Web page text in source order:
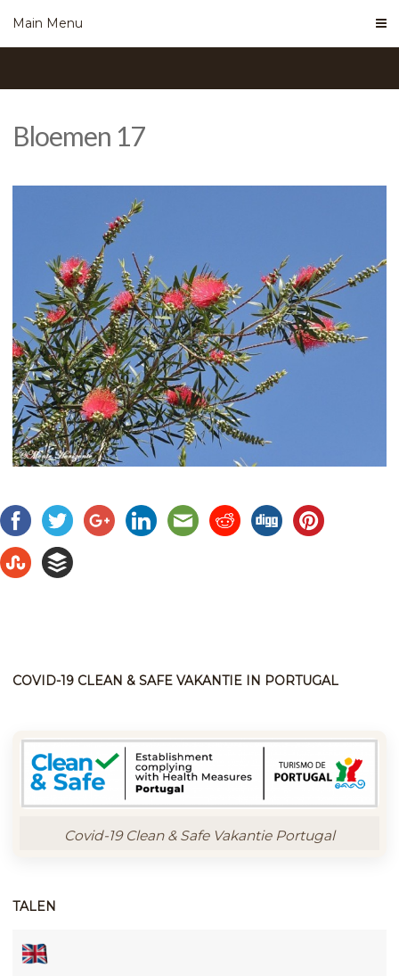
Main Menu
Bloemen 17
COVID-19 CLEAN & SAFE VAKANTIE IN PORTUGAL
Covid-19 Clean & Safe Vakantie Portugal
TALEN